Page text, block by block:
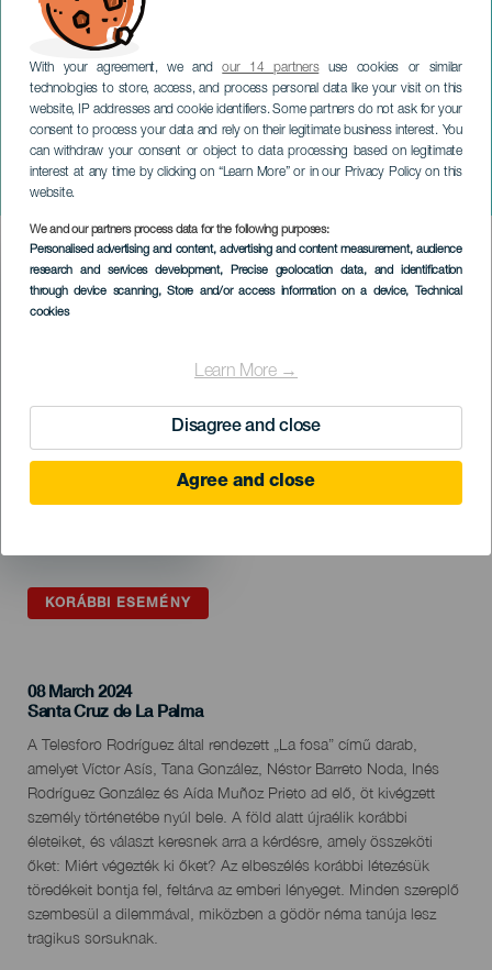
With your agreement, we andour 14 partnersuse cookies or similar
technologies to store, access, and process personal data like your visit on this
website, IP addresses and cookie identifiers. Some partners do not ask for your
consent to process your data and rely on their legitimate business interest. You
can withdraw your consent or object to data processing based on legitimate
interest at any time by clicking on “Learn More” or in our Privacy Policy on this
website.
We and our partners process data for the following purposes:
Personalised advertising and content, advertising and content measurement, audience
research and services development, Precise geolocation data, and identification
through device scanning, Store and/or access information on a device, Technical
cookies
Learn More →
Disagree and close
Agree and close
La fosa (A gödör)
LA PALMA
Imagen
Listado
KORÁBBI ESEMÉNY
08 March 2024
Localidad
Santa Cruz de La Palma
Descripción
del
evento
A Telesforo Rodríguez által rendezett „La fosa” című darab,
amelyet Víctor Asís, Tana González, Néstor Barreto Noda, Inés
Rodríguez González és Aída Muñoz Prieto ad elő, öt kivégzett
személy történetébe nyúl bele. A föld alatt újraélik korábbi
életeiket, és választ keresnek arra a kérdésre, amely összeköti
őket: Miért végezték ki őket? Az elbeszélés korábbi létezésük
töredékeit bontja fel, feltárva az emberi lényeget. Minden szereplő
szembesül a dilemmával, miközben a gödör néma tanúja lesz
tragikus sorsuknak.